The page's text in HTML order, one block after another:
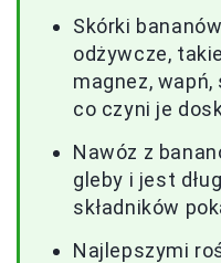
Skórki
odżywcze,
magnez,
co czyni je
Nawóz z
gleby i jest
składników
Najlepszymi